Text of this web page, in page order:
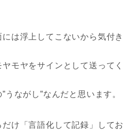
は浮上してこないから気付き
モヤをサインとして送ってく
うながし”なんだと思います。
け「言語化して記録」してお